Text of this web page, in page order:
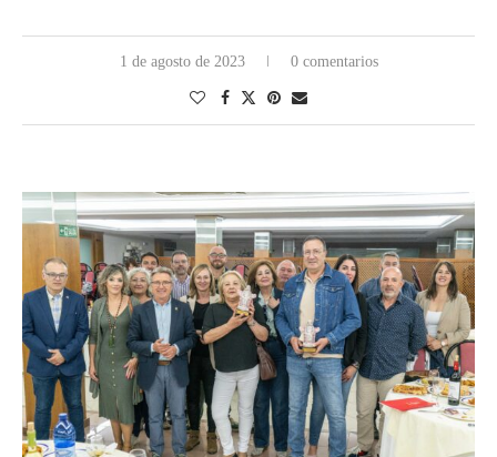
1 de agosto de 2023 0 comentarios